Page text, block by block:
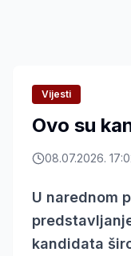
Vijesti
Ovo su
08.07.2026.
U narednom
kandidata